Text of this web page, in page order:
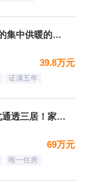
开发区 政法街 精装修未住的集中供暖的两居室
39.8万元
证满五年
房主急售！三阳开泰的南北通透三居！家具家电全送
69万元
唯一住房